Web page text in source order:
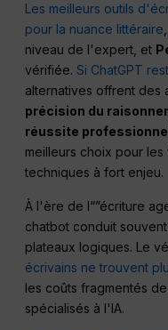
Les meilleurs outils
pour la nuance littéraire
niveau de l'expert, et
vérifiée.Si ChatGPT
alternatives offrent des
précision du
réussite
meilleurs choix pour
techniques à fort enjeu.
À l'ère de l“”écriture
chatbot conduit
plateaux logiques. Le
écrivains ne trouvent
les coûts fragmentés
spécialisés à l'IA.